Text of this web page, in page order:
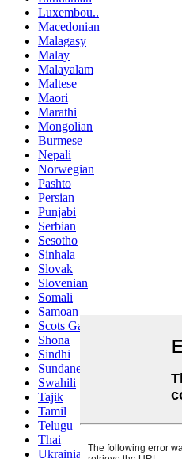
Luxembou..
Macedonian
Malagasy
Malay
Malayalam
Maltese
Maori
Marathi
Mongolian
Burmese
Nepali
Norwegian
Pashto
Persian
Punjabi
Serbian
Sesotho
Sinhala
Slovak
Slovenian
Somali
Samoan
Scots Gaelic
Shona
Sindhi
Sundanese
Swahili
Tajik
Tamil
Telugu
Thai
Ukrainian